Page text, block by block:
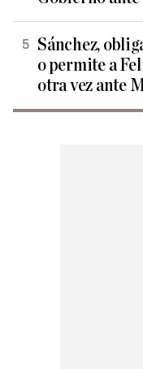
Sánchez,
o permite a
otra vez ante